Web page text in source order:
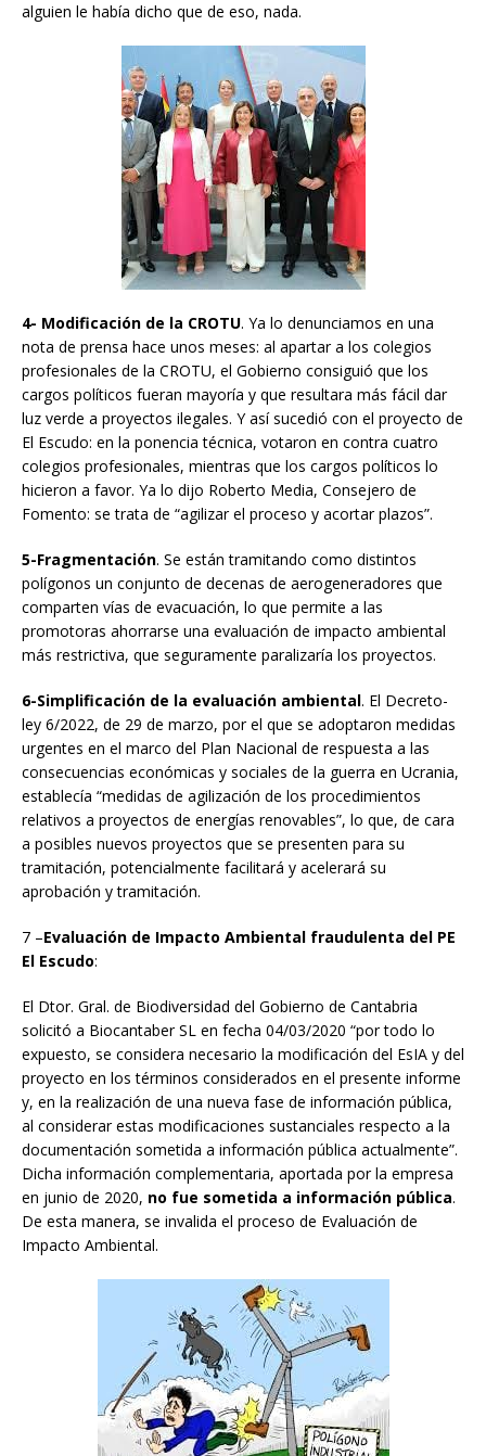
alguien le había dicho que de eso, nada.
4- Modificación de la CROTU. Ya lo denunciamos en una
nota de prensa hace unos meses: al apartar a los colegios
profesionales de la CROTU, el Gobierno consiguió que los
cargos políticos fueran mayoría y que resultara más fácil dar
luz verde a proyectos ilegales. Y así sucedió con el proyecto de
El Escudo: en la ponencia técnica, votaron en contra cuatro
colegios profesionales, mientras que los cargos políticos lo
hicieron a favor. Ya lo dijo Roberto Media, Consejero de
Fomento: se trata de “agilizar el proceso y acortar plazos”.
5-Fragmentación. Se están tramitando como distintos
polígonos un conjunto de decenas de aerogeneradores que
comparten vías de evacuación, lo que permite a las
promotoras ahorrarse una evaluación de impacto ambiental
más restrictiva, que seguramente paralizaría los proyectos.
6-Simplificación de la evaluación ambiental. El Decreto-
ley 6/2022, de 29 de marzo, por el que se adoptaron medidas
urgentes en el marco del Plan Nacional de respuesta a las
consecuencias económicas y sociales de la guerra en Ucrania,
establecía “medidas de agilización de los procedimientos
relativos a proyectos de energías renovables”, lo que, de cara
a posibles nuevos proyectos que se presenten para su
tramitación, potencialmente facilitará y acelerará su
aprobación y tramitación.
7 –Evaluación de Impacto Ambiental fraudulenta del PE
El Escudo:
El Dtor. Gral. de Biodiversidad del Gobierno de Cantabria
solicitó a Biocantaber SL en fecha 04/03/2020 “por todo lo
expuesto, se considera necesario la modificación del EsIA y del
proyecto en los términos considerados en el presente informe
y, en la realización de una nueva fase de información pública,
al considerar estas modificaciones sustanciales respecto a la
documentación sometida a información pública actualmente”.
Dicha información complementaria, aportada por la empresa
en junio de 2020, no fue sometida a información pública.
De esta manera, se invalida el proceso de Evaluación de
Impacto Ambiental.